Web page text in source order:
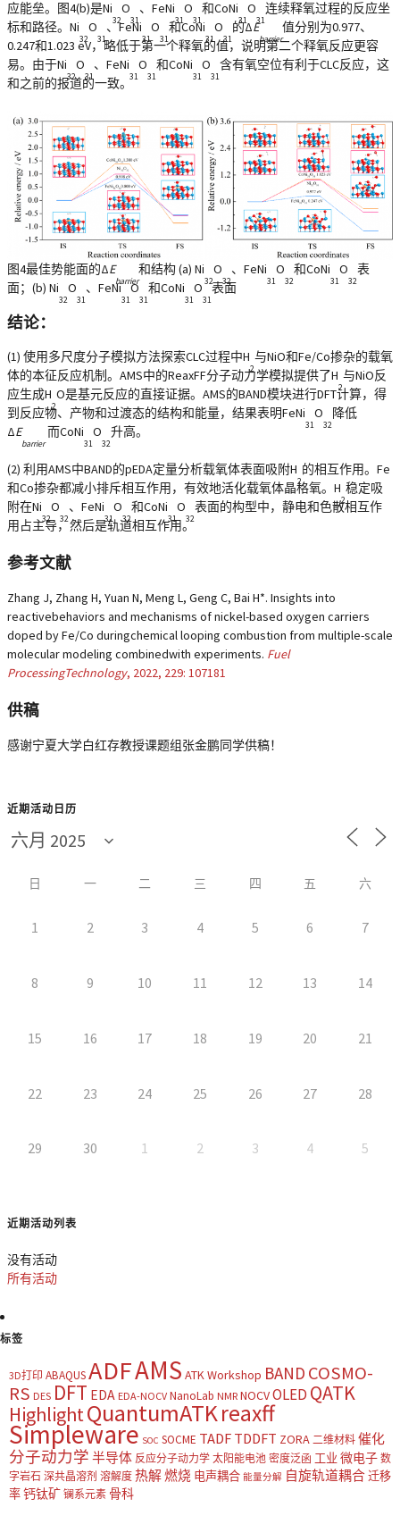
应能垒。图4(b)是Ni
32
O
31
、FeNi
31
O
31
和CoNi
31
O
31
连续释氧过程的反应坐
标和路径。Ni
32
O
31
、FeNi
31
O
31
和CoNi
31
O
31
的ΔE
barrier
值分别为0.977、
0.247和1.023 eV，略低于第一个释氧的值，说明第二个释氧反应更容
易。由于Ni
32
O
31
、FeNi
31
O
31
和CoNi
31
O
31
含有氧空位有利于CLC反应，这
和之前的报道的一致。
图4最佳势能面的ΔE
barrier
和结构 (a) Ni
32
O
32
、FeNi
31
O
32
和CoNi
31
O
32
表
面；(b) Ni
32
O
31
、FeNi
31
O
31
和CoNi
31
O
31
表面
结论：
(1) 使用多尺度分子模拟方法探索CLC过程中H
2
与NiO和Fe/Co掺杂的载氧
体的本征反应机制。AMS中的ReaxFF分子动力学模拟提供了H
2
与NiO反
应生成H
2
O是基元反应的直接证据。AMS的BAND模块进行DFT计算，得
到反应物、产物和过渡态的结构和能量，结果表明FeNi
31
O
32
降低
ΔE
barrier
而CoNi
31
O
32
升高。
(2) 利用AMS中BAND的pEDA定量分析载氧体表面吸附H
2
的相互作用。Fe
和Co掺杂都减小排斥相互作用，有效地活化载氧体晶格氧。H
2
稳定吸
附在Ni
32
O
32
、FeNi
31
O
32
和CoNi
31
O
32
表面的构型中，静电和色散相互作
用占主导，然后是轨道相互作用。
参考文献
Zhang J, Zhang H, Yuan N, Meng L, Geng C, Bai H*. Insights into
reactivebehaviors and mechanisms of nickel-based oxygen carriers
doped by Fe/Co duringchemical looping combustion from multiple-scale
molecular modeling combinedwith experiments. Fuel
ProcessingTechnology, 2022, 229: 107181
供稿
感谢宁夏大学白红存教授课题组张金鹏同学供稿！
近期活动日历
日 一 二 三 四 五 六
1 2 3 4 5 6 7
8 9 10 11 12 13 14
15 16 17 18 19 20 21
22 23 24 25 26 27 28
29 30 1 2 3 4 5
近期活动列表
没有活动
所有活动
标签
3D打印 ABAQUSADFAMS ATK Workshop BAND COSMO-
RS DES DFT EDA EDA-NOCV NanoLab NMR NOCVOLED QATK
HighlightQuantumATKreaxff
Simpleware SOC SOCME TADF TDDFT ZORA 二维材料 催化
分子动力学 半导体 反应分子动力学 太阳能电池 密度泛函 工业 微电子 数
字岩石 深共晶溶剂 溶解度 热解燃烧 电声耦合 能量分解 自旋轨道耦合迁移
率钙钛矿 镧系元素 骨科